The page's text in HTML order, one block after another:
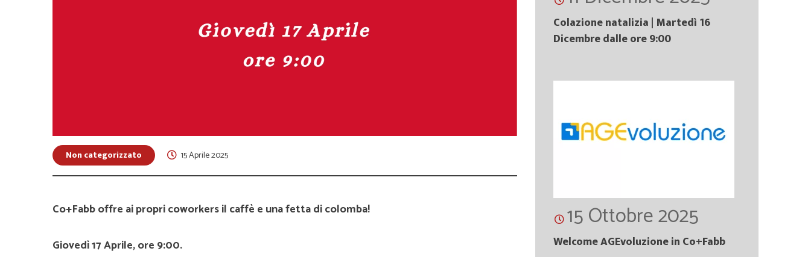
Non categorizzato 15 Aprile 2025
Co+Fabb offre ai propri coworkers il caffè e una fetta di colomba!
Giovedì 17 Aprile, ore 9:00.
Colazione natalizia | Martedì 16
Dicembre dalle ore 9:00
15 Ottobre 2025
Welcome AGEvoluzione in Co+Fabb